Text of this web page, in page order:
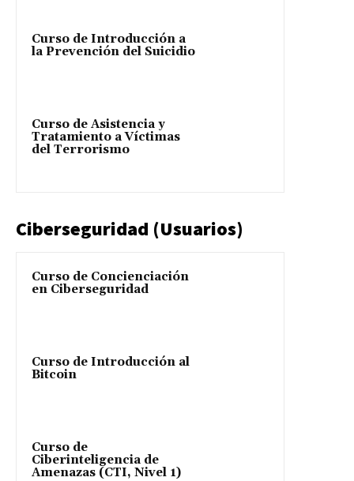
Curso de Introducción a
la Prevención del Suicidio
Curso de Asistencia y
Tratamiento a Víctimas
del Terrorismo
Ciberseguridad (Usuarios)
Curso de Concienciación
en Ciberseguridad
Curso de Introducción al
Bitcoin
Curso de
Ciberinteligencia de
Amenazas (CTI, Nivel 1)